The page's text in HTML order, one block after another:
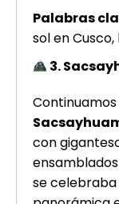
Palabras
sol en
3.
con
se celebraba